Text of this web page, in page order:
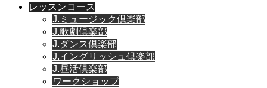
レッスンコース
J.ミュージック倶楽部
J.歌劇倶楽部
J.ダンス倶楽部
J.イングリッシュ倶楽部
J.昼活倶楽部
ワークショップ